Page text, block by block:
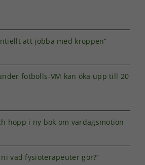
att jobba med kroppen”
fotbolls-VM kan öka upp till 20
hopp i ny bok om vardagsmotion
vad fysioterapeuter gör?”